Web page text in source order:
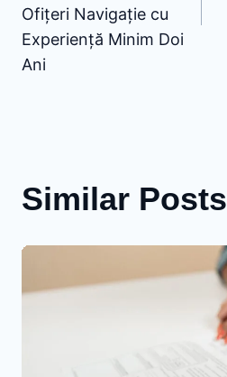
Ofițeri Navigație cu
Experiență Minim Doi
Ani
Similar Posts